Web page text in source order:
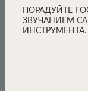
ПОРАДУЙТЕ
ЗВУЧАНИЕМ
ИНСТРУМЕНТА.